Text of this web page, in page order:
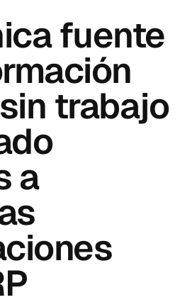
fuente
trabajo
a